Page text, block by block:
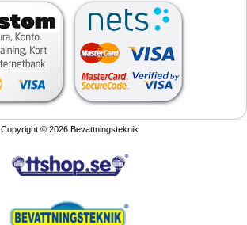
Copyright © 2026 Bevattningsteknik